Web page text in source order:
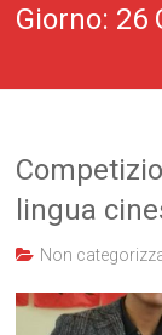
Giorno: 26
lingua
Non